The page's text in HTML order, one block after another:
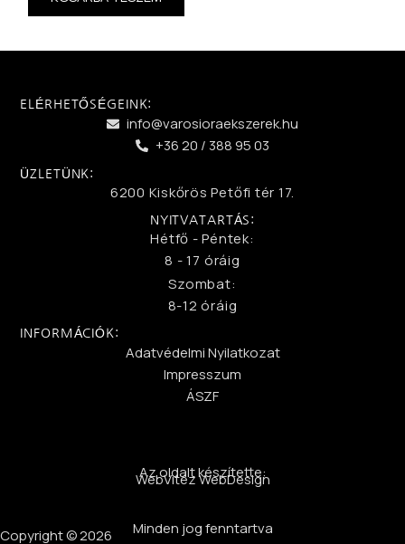
ELÉRHETŐSÉGEINK:
info@varosioraekszerek.hu
+36 20 / 388 95 03
ÜZLETÜNK:
6200 Kiskőrös Petőfi tér 17.
NYITVATARTÁS:
Hétfő - Péntek:
8 - 17 óráig
Szombat:
8-12 óráig
INFORMÁCIÓK:
Adatvédelmi Nyilatkozat
Impresszum
ÁSZF
Az oldalt készítette:
WebVitéz WebDesign
Minden jog fenntartva
Copyright © 2026